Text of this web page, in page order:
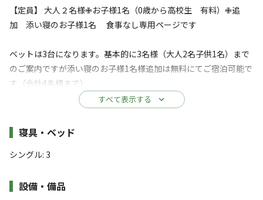
【定員】 大人２名様✙お子様1名（0歳から高校生 有料）✙追
加 添い寝のお子様1名 食事なし専用ページです
ベットは3台になります。基本的に3名様（大人2名子供1名）まで
のご案内ですが添い寝のお子様1名様追加は無料にてご宿泊可能で
す（合計4名様まで）
添い寝のお子様は寝具は掛布団のみとなります。
人数に制限がございます
ご予約時に必ず人数を大人2名お子様1名もしくは2名に変更してく
ださい。
すべて表示する
施設詳細
寝具・ベッド
シングル: 3
設備・備品
駐車場
・遊具
※詳しくは「
豊かな自然の中で味わうスタイリッシュなアウ
トドア。それでいてなるべく自然のままな空間
で、時間を忘れ、なんにもしない贅沢をコンセ
プトにプライベ－トガ－デンはスタ－トしまし
た。テントを持ってないけどおしゃれにキャンプ
したい。都心から90分。 静かな自然の中、大人
な雰囲気のグランピングをお楽しみ下さい。
ールハウス、すべて専用のシャワールーム＆トイレ＆炊事